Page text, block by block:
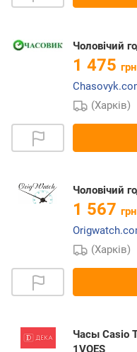
Чоловічий
1 475
(Харків)
Чоловічий
1 567
(Харків)
Часы Casio
1VQES